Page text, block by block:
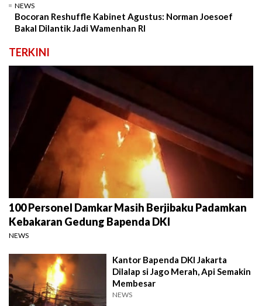
NEWS
Bocoran Reshuffle Kabinet Agustus: Norman Joesoef
Bakal Dilantik Jadi Wamenhan RI
TERKINI
100 Personel Damkar Masih Berjibaku Padamkan
Kebakaran Gedung Bapenda DKI
NEWS
Kantor Bapenda DKI Jakarta
Dilalap si Jago Merah, Api Semakin
Membesar
NEWS